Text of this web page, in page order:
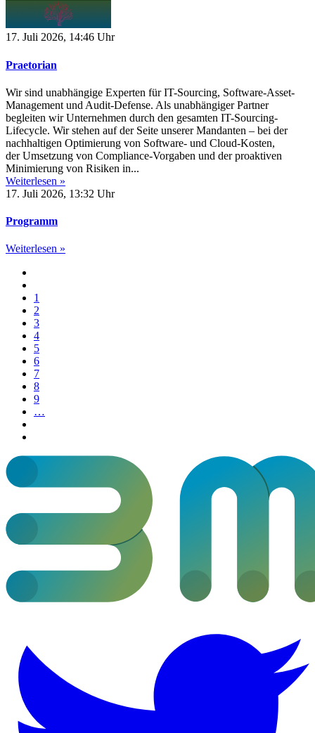
17. Juli 2026, 14:46 Uhr
Praetorian
Wir sind unabhängige Experten für IT-Sourcing, Software-Asset-
Management und Audit-Defense. Als unabhängiger Partner
begleiten wir Unternehmen durch den gesamten IT-Sourcing-
Lifecycle. Wir stehen auf der Seite unserer Mandanten – bei der
nachhaltigen Optimierung von Software- und Cloud-Kosten,
der Umsetzung von Compliance-Vorgaben und der proaktiven
Minimierung von Risiken in...
Weiterlesen »
17. Juli 2026, 13:32 Uhr
Programm
Weiterlesen »
1
2
3
4
5
6
7
8
9
…